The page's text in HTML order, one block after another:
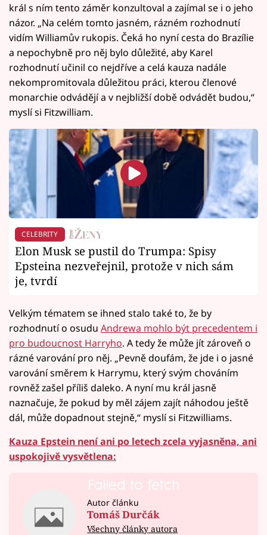
král s ním tento záměr konzultoval a zajímal se i o jeho
názor. „Na celém tomto jasném, rázném rozhodnutí
vidím Williamův rukopis. Čeká ho nyní cesta do Brazílie
a nepochybně pro něj bylo důležité, aby Karel
rozhodnutí učinil co nejdříve a celá kauza nadále
nekompromitovala důležitou práci, kterou členové
monarchie odvádějí a v nejbližší době odvádět budou,“
myslí si Fitzwilliam.
CELEBRITY
Elon Musk se pustil do Trumpa: Spisy
Epsteina nezveřejnil, protože v nich sám
je, tvrdí
Velkým tématem se ihned stalo také to, že by
rozhodnutí o osudu Andrewa mohlo být precedentem i
pro budoucnost Harryho. A tedy že může jít zároveň o
rázné varování pro něj. „Pevně doufám, že jde i o jasné
varování směrem k Harrymu, který svým chováním
rovněž zašel příliš daleko. A nyní mu král jasně
naznačuje, že pokud by měl zájem zajít náhodou ještě
dál, může dopadnout stejně,“ myslí si Fitzwilliams.
Kauza Epstein není ani po letech zcela vyjasněna, ani
uspokojivě vysvětlena:
Failed to fetch
Autor článku
Tomáš Durčák
Všechny články autora